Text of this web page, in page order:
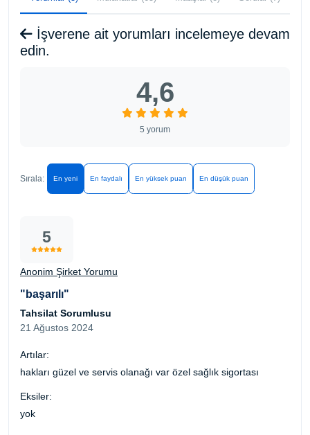
İşverene ait yorumları incelemeye devam
edin.
4,6
5 yorum
Sırala: En yeni En faydalı En yüksek puan En düşük puan
5
Anonim Şirket Yorumu
"başarılı"
Tahsilat Sorumlusu
21 Ağustos 2024
Artılar:
hakları güzel ve servis olanağı var özel sağlık sigortası
Eksiler:
yok